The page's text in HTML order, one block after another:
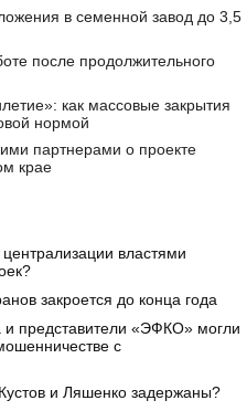
в семенной завод до 3,5
после продолжительного
как массовые закрытия
нормой
партнерами о проекте
крае
властями
закроется до конца года
представители «ЭФКО» могли
с
и Ляшенко задержаны?